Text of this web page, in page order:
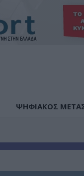
ΨΗΦΙΑΚΟΣ